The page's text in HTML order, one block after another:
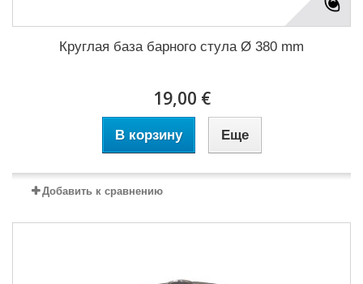
Круглая база барного стула Ø 380 mm
19,00 €
В корзину Еще
Добавить к сравнению